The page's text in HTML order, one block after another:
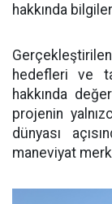
hakkında
hedefleri ve
hakkında
projenin
dünyası
maneviyat